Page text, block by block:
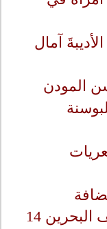
آمال
المودن
14